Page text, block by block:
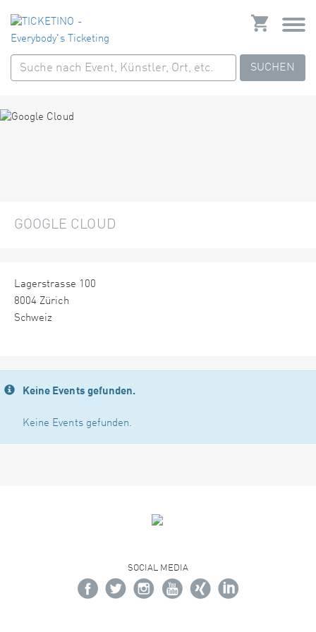
SUCHEN
GOOGLE CLOUD
Lagerstrasse 100
8004 Zürich
Schweiz
Keine Events gefunden.
Keine Events gefunden.
SOCIAL MEDIA